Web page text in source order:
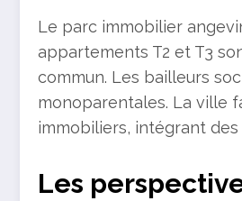
Le parc immobilier
appartements T2 et T3
commun. Les bailleurs
monoparentales. La ville
immobiliers, intégrant
Les